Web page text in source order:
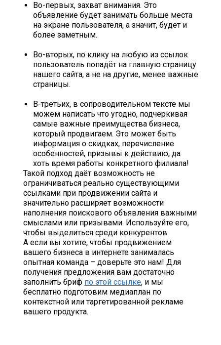
Во-первых, захват внимания. Это
объявление будет занимать больше места
на экране пользователя, а значит, будет и
более заметным.
Во-вторых, по клику на любую из ссылок
пользователь попадёт на главную страницу
нашего сайта, а не на другие, менее важные
страницы.
В-третьих, в сопроводительном тексте мы
можем написать что угодно, подчёркивая
самые важные преимущества бизнеса,
который продвигаем. Это может быть
информация о скидках, перечисление
особенностей, призывы к действию, да
хоть время работы конкретного филиала!
Такой подход даёт возможность не
ограничиваться реально существующими
ссылками при продвижении сайта и
значительно расширяет возможности
наполнения поискового объявления важными
смыслами или призывами. Используйте его,
чтобы выделиться среди конкурентов.
А если вы хотите, чтобы продвижением
вашего бизнеса в интернете занималась
опытная команда – доверьте это нам! Для
получения предложения вам достаточно
заполнить бриф по этой ссылке, и мы
бесплатно подготовим медиаплан по
контекстной или таргетированной рекламе
вашего продукта.